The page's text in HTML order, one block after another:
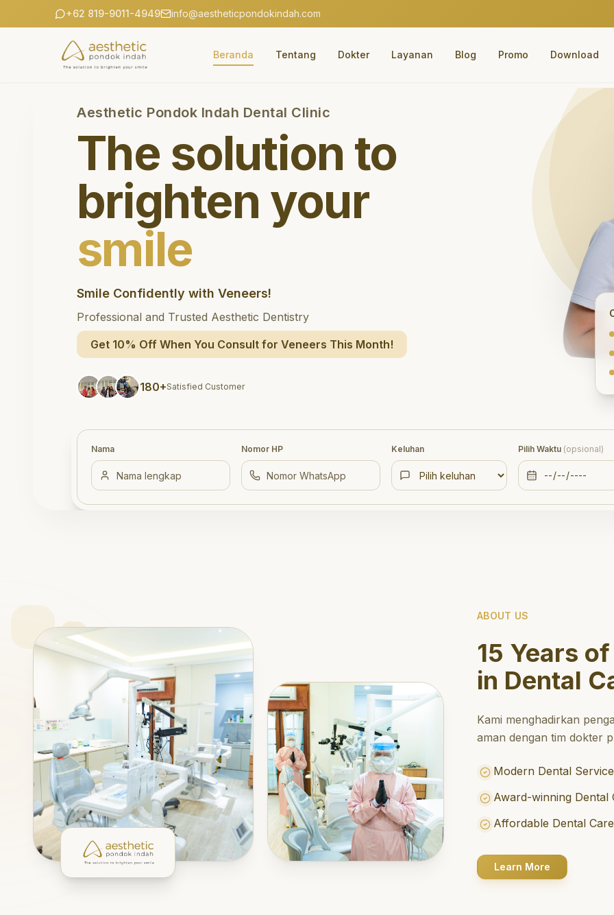
+62 819-9011-4949 info@aestheticpondokindah.com
Beranda Tentang Dokter Layanan Blog Promo Download
Aesthetic Pondok Indah Dental Clinic
The solution to
brighten your
smile
Smile Confidently with Veneers!
Professional and Trusted Aesthetic Dentistry
Get 10% Off When You Consult for Veneers This Month!
180+Satisfied Customer
Nama Nomor HP Keluhan Pilih Waktu (opsional)
ABOUT US
15 Years
in Dental
Kami menghadirkan
aman dengan tim dokter
Modern Dental
Award-winning Dental
Affordable Dental
Learn More